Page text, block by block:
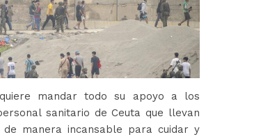
mandar todo su apoyo a los
sanitario de Ceuta que llevan
manera incansable para cuidar y